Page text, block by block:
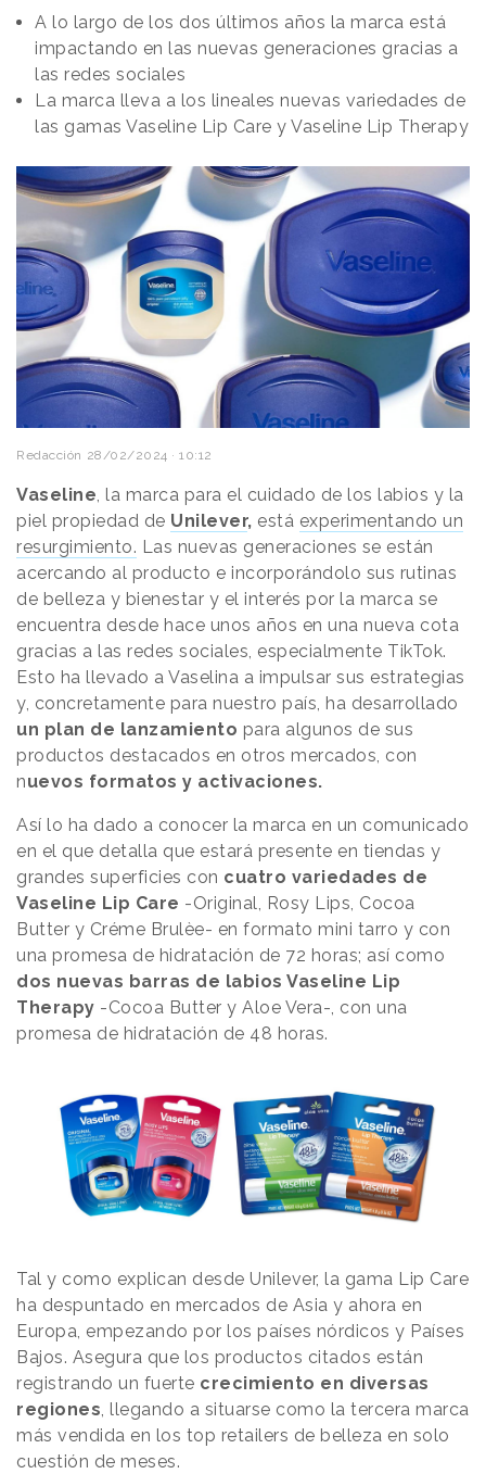
A lo largo de los dos últimos años la marca está
impactando en las nuevas generaciones gracias a
las redes sociales
La marca lleva a los lineales nuevas variedades de
las gamas Vaseline Lip Care y Vaseline Lip Therapy
Redacción 28/02/2024 · 10:12
Vaseline , la marca para el cuidado de los labios y la
piel propiedad de Unilever, está experimentando un
resurgimiento. Las nuevas generaciones se están
acercando al producto e incorporándolo sus rutinas
de belleza y bienestar y el interés por la marca se
encuentra desde hace unos años en una nueva cota
gracias a las redes sociales, especialmente TikTok.
Esto ha llevado a Vaselina a impulsar sus estrategias
y, concretamente para nuestro país, ha desarrollado
un plan de lanzamiento para algunos de sus
productos destacados en otros mercados, con
nuevos formatos y activaciones.
Así lo ha dado a conocer la marca en un comunicado
en el que detalla que estará presente en tiendas y
grandes superficies con cuatro variedades de
Vaseline Lip Care -Original, Rosy Lips, Cocoa
Butter y Créme Brulèe- en formato mini tarro y con
una promesa de hidratación de 72 horas; así como
dos nuevas barras de labios Vaseline Lip
Therapy -Cocoa Butter y Aloe Vera-, con una
promesa de hidratación de 48 horas.
Tal y como explican desde Unilever, la gama Lip Care
ha despuntado en mercados de Asia y ahora en
Europa, empezando por los países nórdicos y Países
Bajos. Asegura que los productos citados están
registrando un fuerte crecimiento en diversas
regiones, llegando a situarse como la tercera marca
más vendida en los top retailers de belleza en solo
cuestión de meses.